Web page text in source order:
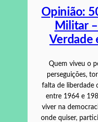
Opinião:
Militar
Verdade
Quem viveu o
perseguições,
falta de liberdade
entre 1964 e
viver na
onde quiser,